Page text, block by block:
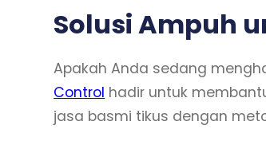
Solusi Ampuh
Apakah Anda sedang
Control hadir untuk
jasa basmi tikus dengan